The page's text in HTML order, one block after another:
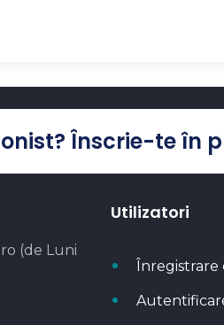
Înscrie-te în
(de Luni
Utilizatori
Înregistrare